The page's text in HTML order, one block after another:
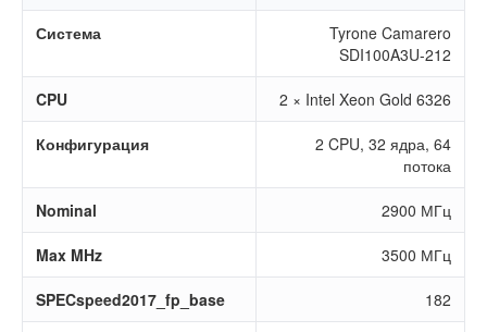
Система
Tyrone Camarero
SDI100A3U-212
CPU 2 × Intel Xeon Gold 6326
Конфигурация
2 CPU, 32 ядра, 64
потока
Nominal 2900 МГц
Max MHz 3500 МГц
SPECspeed2017_fp_base 182